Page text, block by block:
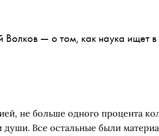
— о том, как наука ищет в
не больше одного процента
Все остальные были